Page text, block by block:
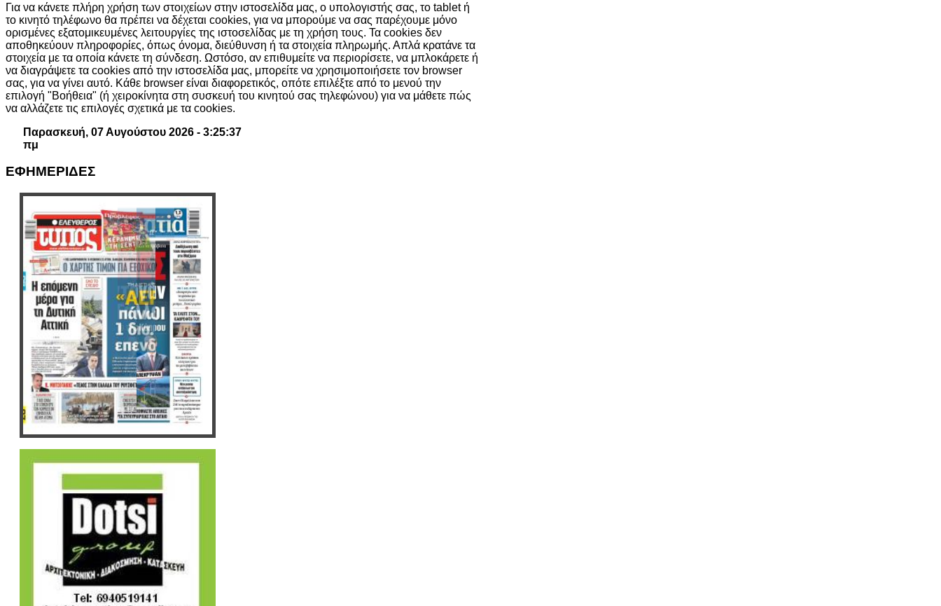
Για να κάνετε πλήρη χρήση των στοιχείων στην ιστοσελίδα μας, ο υπολογιστής σας, το tablet ή
το κινητό τηλέφωνο θα πρέπει να δέχεται cookies, για να μπορούμε να σας παρέχουμε μόνο
ορισμένες εξατομικευμένες λειτουργίες της ιστοσελίδας με τη χρήση τους. Τα cookies δεν
αποθηκεύουν πληροφορίες, όπως όνομα, διεύθυνση ή τα στοιχεία πληρωμής. Απλά κρατάνε τα
στοιχεία με τα οποία κάνετε τη σύνδεση. Ωστόσο, αν επιθυμείτε να περιορίσετε, να μπλοκάρετε ή
να διαγράψετε τα cookies από την ιστοσελίδα μας, μπορείτε να χρησιμοποιήσετε τον browser
σας, για να γίνει αυτό. Κάθε browser είναι διαφορετικός, οπότε επιλέξτε από το μενού την
επιλογή "Βοήθεια" (ή χειροκίνητα στη συσκευή του κινητού σας τηλεφώνου) για να μάθετε πώς
να αλλάζετε τις επιλογές σχετικά με τα cookies.
Παρασκευή, 07 Αυγούστου 2026 - 3:25:38
πμ
ΕΦΗΜΕΡΙΔΕΣ